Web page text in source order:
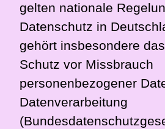
gelten nationale
Datenschutz in
gehört insbesondere
Schutz vor Missbrauch
personenbezogener
Datenverarbeitung